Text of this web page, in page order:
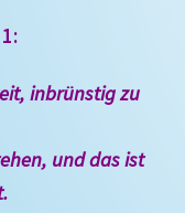
inbrünstig zu
und das ist